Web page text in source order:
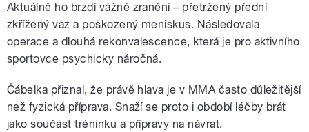
Aktuálně ho brzdí vážné zranění – přetržený přední
zkřížený vaz a poškozený meniskus. Následovala
operace a dlouhá rekonvalescence, která je pro aktivního
sportovce psychicky náročná.
Čábelka přiznal, že právě hlava je v MMA často důležitější
než fyzická příprava. Snaží se proto i období léčby brát
jako součást tréninku a přípravy na návrat.